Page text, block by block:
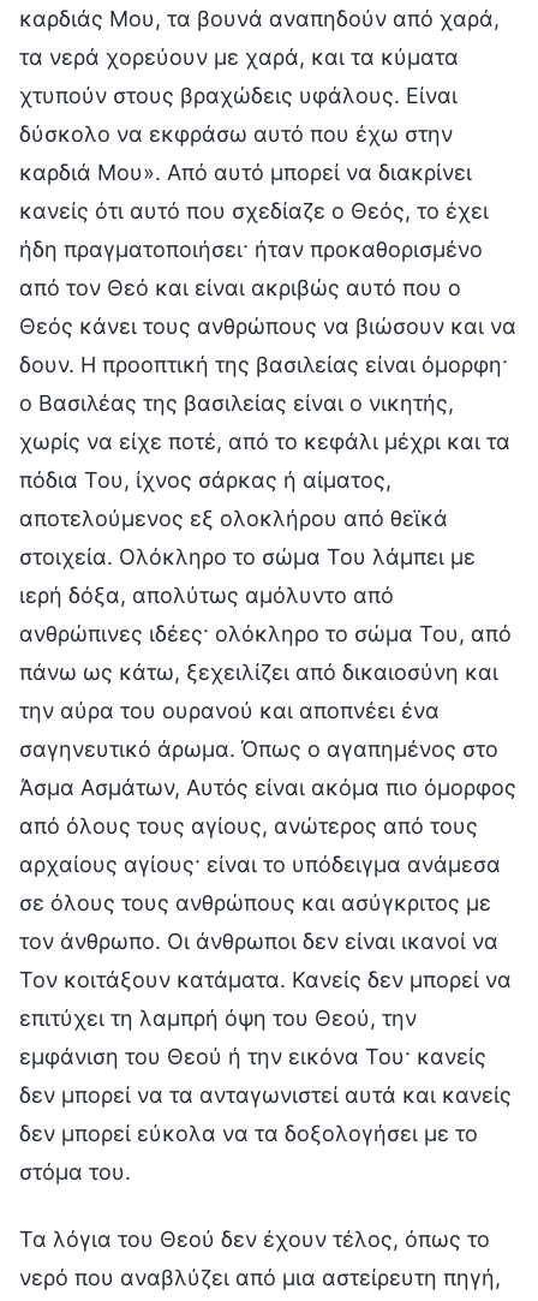
καρδιάς Μου, τα βουνά αναπηδούν από χαρά,
τα νερά χορεύουν με χαρά, και τα κύματα
χτυπούν στους βραχώδεις υφάλους. Είναι
δύσκολο να εκφράσω αυτό που έχω στην
καρδιά Μου». Από αυτό μπορεί να διακρίνει
κανείς ότι αυτό που σχεδίαζε ο Θεός, το έχει
ήδη πραγματοποιήσει· ήταν προκαθορισμένο
από τον Θεό και είναι ακριβώς αυτό που ο
Θεός κάνει τους ανθρώπους να βιώσουν και να
δουν. Η προοπτική της βασιλείας είναι όμορφη·
ο Βασιλέας της βασιλείας είναι ο νικητής,
χωρίς να είχε ποτέ, από το κεφάλι μέχρι και τα
πόδια Του, ίχνος σάρκας ή αίματος,
αποτελούμενος εξ ολοκλήρου από θεϊκά
στοιχεία. Ολόκληρο το σώμα Του λάμπει με
ιερή δόξα, απολύτως αμόλυντο από
ανθρώπινες ιδέες· ολόκληρο το σώμα Του, από
πάνω ως κάτω, ξεχειλίζει από δικαιοσύνη και
την αύρα του ουρανού και αποπνέει ένα
σαγηνευτικό άρωμα. Όπως ο αγαπημένος στο
Άσμα Ασμάτων, Αυτός είναι ακόμα πιο όμορφος
από όλους τους αγίους, ανώτερος από τους
αρχαίους αγίους· είναι το υπόδειγμα ανάμεσα
σε όλους τους ανθρώπους και ασύγκριτος με
τον άνθρωπο. Οι άνθρωποι δεν είναι ικανοί να
Τον κοιτάξουν κατάματα. Κανείς δεν μπορεί να
επιτύχει τη λαμπρή όψη του Θεού, την
εμφάνιση του Θεού ή την εικόνα Του· κανείς
δεν μπορεί να τα ανταγωνιστεί αυτά και κανείς
δεν μπορεί εύκολα να τα δοξολογήσει με το
στόμα του.
Τα λόγια του Θεού δεν έχουν τέλος, όπως το
νερό που αναβλύζει από μια αστείρευτη πηγή,